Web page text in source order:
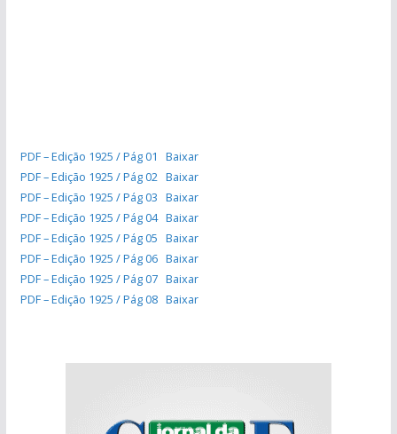
PDF – Edição 1925 / Pág 01
Baixar
PDF – Edição 1925 / Pág 02 Baixar
PDF – Edição 1925 / Pág 03 Baixar
PDF – Edição 1925 / Pág 04 Baixar
PDF – Edição 1925 / Pág 05 Baixar
PDF – Edição 1925 / Pág 06 Baixar
PDF – Edição 1925 / Pág 07 Baixar
PDF – Edição 1925 / Pág 08 Baixar